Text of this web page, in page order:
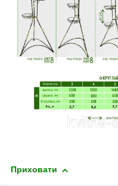
Приховати